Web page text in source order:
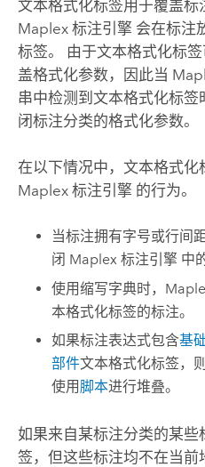
文本格式化标签用于覆盖标
Maplex 标注引擎 会在标注
标签。 由于文本格式化标
盖格式化参数，因此当
串中检测到文本格式化标
闭标注分类的格式化参数。
在以下情况中，文本格式
Maplex 标注引擎 的行为。
当标注拥有字号或行间
闭 Maplex 标注引擎 中
使用缩写字典时，
本格式化标签的标注。
如果标注表达式包含基
部件文本格式化标签，
使用脚本进行堆叠。
如果来自某标注分类的某
签，但这些标注均不在当前